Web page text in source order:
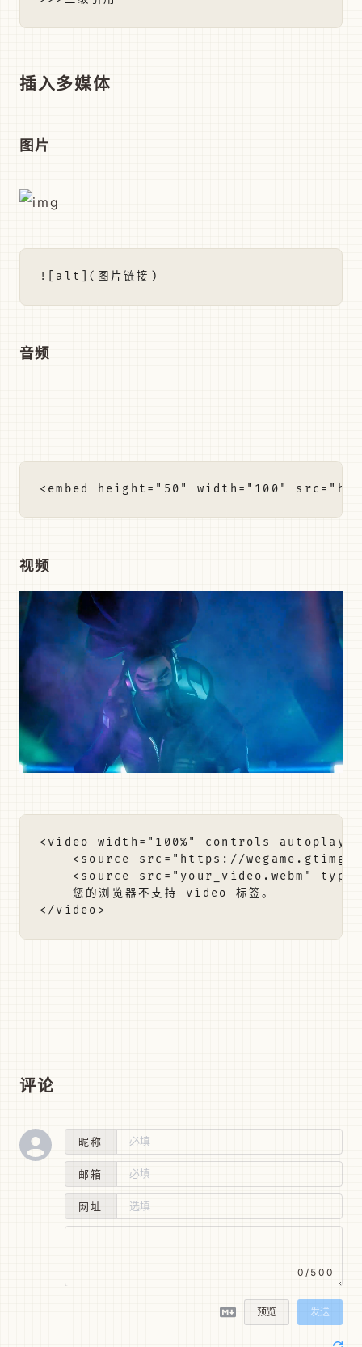
插入多媒体
图片
音频
视频
<video width="100%" controls autoplay
<source src="https://
<source src="your_video.webm"
    您的浏览器不支持 video 标签。
评论
昵称
邮箱
网址
0/500
预览 发送